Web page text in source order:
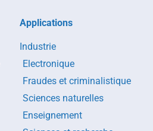
Applications
Industrie
Electronique
Fraudes et criminalistique
Sciences naturelles
Enseignement